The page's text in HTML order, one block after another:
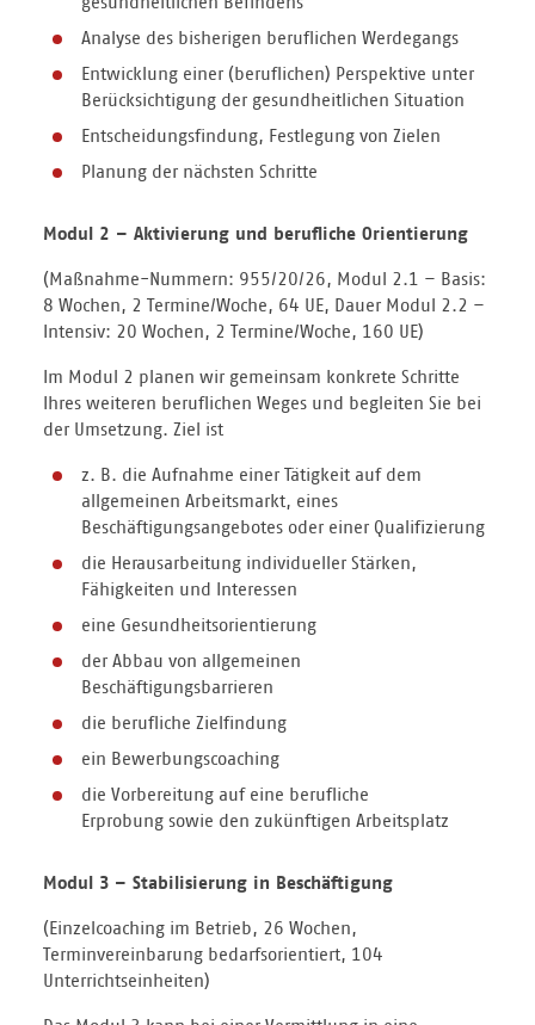
Analyse des bisherigen beruflichen Werdegangs
Entwicklung einer (beruflichen) Perspektive unter
Berücksichtigung der gesundheitlichen Situation
Entscheidungsfindung, Festlegung von Zielen
Planung der nächsten Schritte
Modul 2 – Aktivierung und berufliche Orientierung
(Maßnahme-Nummern: 955/20/26, Modul 2.1 – Basis:
8 Wochen, 2 Termine/Woche, 64 UE, Dauer Modul 2.2 –
Intensiv: 20 Wochen, 2 Termine/Woche, 160 UE)
Im Modul 2 planen wir gemeinsam konkrete Schritte
Ihres weiteren beruflichen Weges und begleiten Sie bei
der Umsetzung. Ziel ist
z. B. die Aufnahme einer Tätigkeit auf dem
allgemeinen Arbeitsmarkt, eines
Beschäftigungsangebotes oder einer Qualifizierung
die Herausarbeitung individueller Stärken,
Fähigkeiten und Interessen
eine Gesundheitsorientierung
der Abbau von allgemeinen
Beschäftigungsbarrieren
die berufliche Zielfindung
ein Bewerbungscoaching
die Vorbereitung auf eine berufliche
Erprobung sowie den zukünftigen Arbeitsplatz
Modul 3 – Stabilisierung in Beschäftigung
(Einzelcoaching im Betrieb, 26 Wochen,
Terminvereinbarung bedarfsorientiert, 104
Unterrichtseinheiten)